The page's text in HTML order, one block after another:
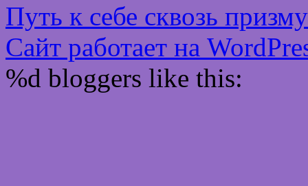
Путь к себе сквозь
Сайт работает на
%d bloggers like this: